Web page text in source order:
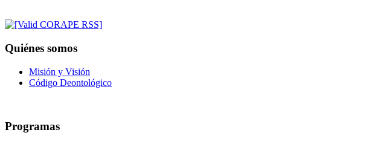
Quiénes somos
Misión y Visión
Código Deontológico
Programas